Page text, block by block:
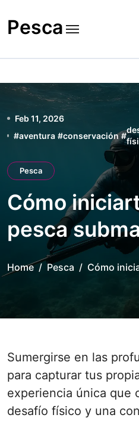
to
content
Pesca
Feb 11, 2026
#aventura #conservación #
Pesca
Cómo
pesca
Home Pesca Cómo
Sumergirse en las profundidades del mar
para capturar tus
experiencia única que
desafío físico y una